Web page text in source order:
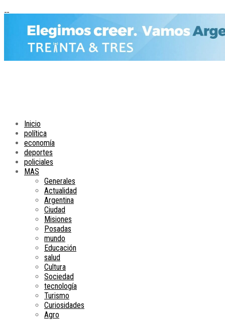
Inicio
política
economía
deportes
policiales
MAS
Generales
Actualidad
Argentina
Ciudad
Misiones
Posadas
mundo
Educación
salud
Cultura
Sociedad
tecnología
Turismo
Curiosidades
Agro